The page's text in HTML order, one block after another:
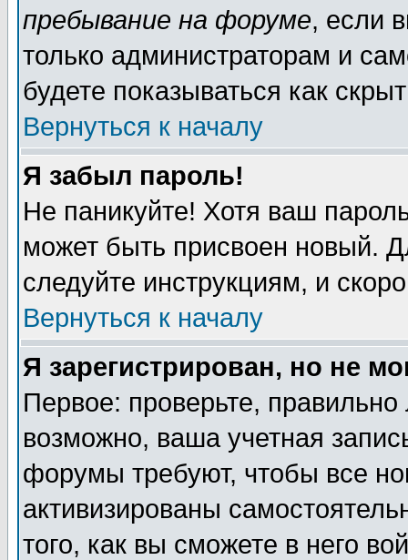
пребывание на форуме, если
только администраторам и
будете показываться как
Вернуться к началу
Я забыл пароль!
Не паникуйте! Хотя ваш
может быть присвоен новый.
следуйте инструкциям, и
Вернуться к началу
Я зарегистрирован, но не
Первое: проверьте,
возможно, ваша учетная
форумы требуют, чтобы все
активизированы
того, как вы сможете в него